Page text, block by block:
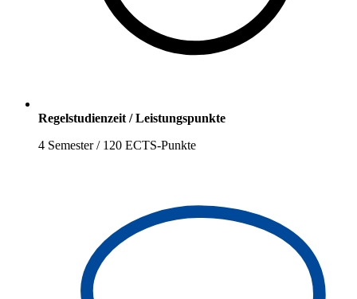
Regelstudienzeit / Leistungspunkte
4 Semester / 120 ECTS-Punkte